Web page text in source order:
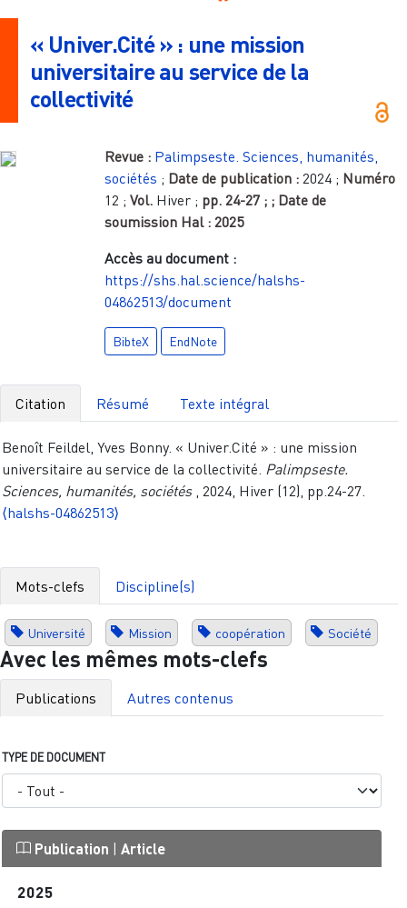
« Univer.Cité » : une mission
universitaire au service de la
collectivité
Revue : Palimpseste. Sciences, humanités,
sociétés ; Date de publication :2024 ; Numéro
12 ;Vol. Hiver ; pp.24-27 ; ; Date de
soumission Hal :2025
Accès au document :
https://shs.hal.science/halshs-
04862513/document
BibteX EndNote
Citation Résumé Texte intégral
Benoît Feildel, Yves Bonny. « Univer.Cité » : une mission
universitaire au service de la collectivité. Palimpseste.
Sciences, humanités, sociétés , 2024, Hiver (12), pp.24-27.
⟨halshs-04862513⟩
Mots-clefs Discipline(s)
Université Mission coopération Société
Avec les mêmes mots-clefs
Publications Autres contenus
TYPE DE DOCUMENT
Publication | Article
2025